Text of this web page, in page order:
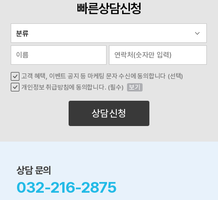
빠른상담신청
고객 혜택, 이벤트 공지 등 마케팅 문자 수신에 동의합니다 (선택)
개인정보 취급방침에 동의합니다. (필수)
보기
상담신청
상담 문의
032-216-2875